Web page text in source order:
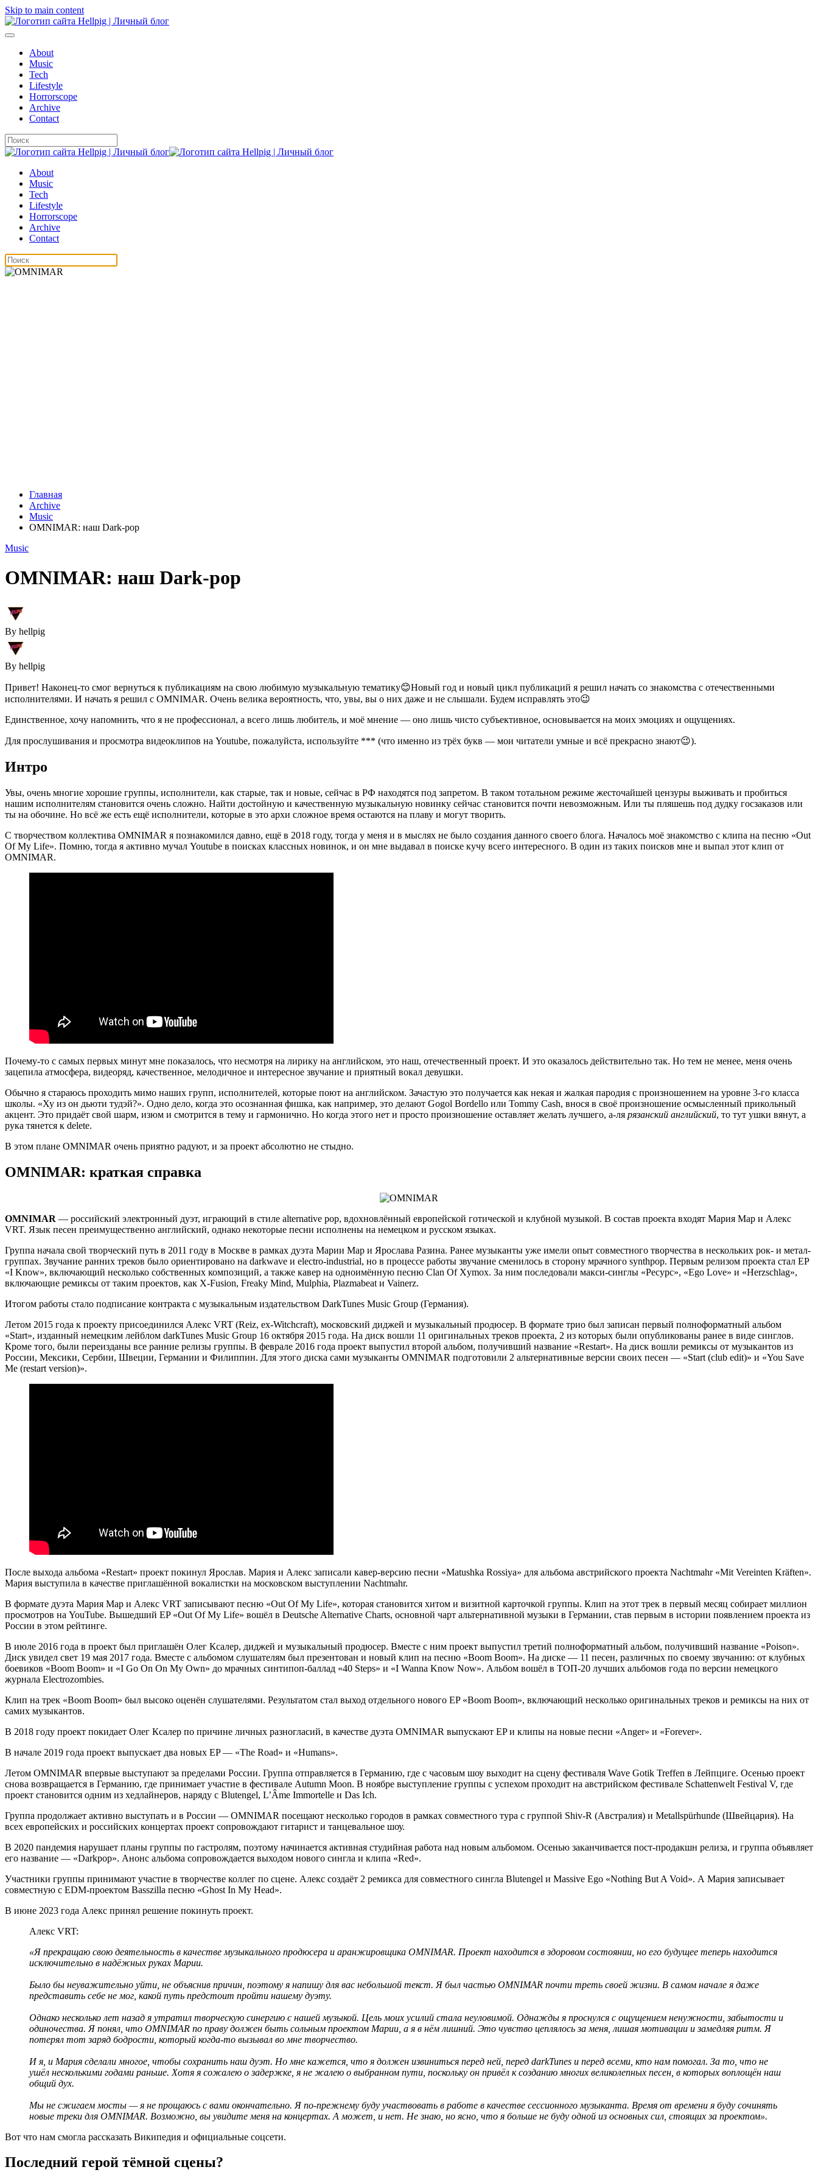
Skip to main content
About
Music
Tech
Lifestyle
Horrorscope
Archive
Contact
About
Music
Tech
Lifestyle
Horrorscope
Archive
Contact
Главная
Archive
Music
OMNIMAR: наш Dark-pop
Music
OMNIMAR: наш Dark-pop
By hellpig
By hellpig
Привет! Наконец-то смог вернуться к публикациям на свою любимую музыкальную тематику😊Новый год и новый цикл публикаций я решил начать со знакомства с отечественными
исполнителями. И начать я решил с OMNIMAR. Очень велика вероятность, что, увы, вы о них даже и не слышали. Будем исправлять это😉
Единственное, хочу напомнить, что я не профессионал, а всего лишь любитель, и моё мнение — оно лишь чисто субъективное, основывается на моих эмоциях и ощущениях.
Для прослушивания и просмотра видеоклипов на Youtube, пожалуйста, используйте *** (что именно из трёх букв — мои читатели умные и всё прекрасно знают😉).
Интро
Увы, очень многие хорошие группы, исполнители, как старые, так и новые, сейчас в РФ находятся под запретом. В таком тотальном режиме жесточайшей цензуры выживать и пробиться
нашим исполнителям становится очень сложно. Найти достойную и качественную музыкальную новинку сейчас становится почти невозможным. Или ты пляшешь под дудку госзаказов или
ты на обочине. Но всё же есть ещё исполнители, которые в это архи сложное время остаются на плаву и могут творить.
С творчеством коллектива OMNIMAR я познакомился давно, ещё в 2018 году, тогда у меня и в мыслях не было создания данного своего блога. Началось моё знакомство с клипа на песню «Out
Of My Life». Помню, тогда я активно мучал Youtube в поисках классных новинок, и он мне выдавал в поиске кучу всего интересного. В один из таких поисков мне и выпал этот клип от
OMNIMAR.
Почему-то с самых первых минут мне показалось, что несмотря на лирику на английском, это наш, отечественный проект. И это оказалось действительно так. Но тем не менее, меня очень
зацепила атмосфера, видеоряд, качественное, мелодичное и интересное звучание и приятный вокал девушки.
Обычно я стараюсь проходить мимо наших групп, исполнителей, которые поют на английском. Зачастую это получается как некая и жалкая пародия с произношением на уровне 3-го класса
школы. «Ху из он дьюти тудэй?». Одно дело, когда это осознанная фишка, как например, это делают Gogol Bordello или Tommy Cash, внося в своё произношение осмысленный прикольный
акцент. Это придаёт свой шарм, изюм и смотрится в тему и гармонично. Но когда этого нет и просто произношение оставляет желать лучшего, а-ля рязанский английский, то тут ушки вянут, а
рука тянется к delete.
В этом плане OMNIMAR очень приятно радуют, и за проект абсолютно не стыдно.
OMNIMAR: краткая справка
OMNIMAR — российский электронный дуэт, играющий в стиле alternative pop, вдохновлённый европейской готической и клубной музыкой. В состав проекта входят Мария Мар и Алекс
VRT. Язык песен преимущественно английский, однако некоторые песни исполнены на немецком и русском языках.
Группа начала свой творческий путь в 2011 году в Москве в рамках дуэта Марии Мар и Ярослава Разина. Ранее музыканты уже имели опыт совместного творчества в нескольких рок- и метал-
группах. Звучание ранних треков было ориентировано на darkwave и electro-industrial, но в процессе работы звучание сменилось в сторону мрачного synthpop. Первым релизом проекта стал EP
«I Know», включающий несколько собственных композиций, а также кавер на одноимённую песню Clan Of Xymox. За ним последовали макси-синглы «Ресурс», «Ego Love» и «Herzschlag»,
включающие ремиксы от таким проектов, как X-Fusion, Freaky Mind, Mulphia, Plazmabeat и Vainerz.
Итогом работы стало подписание контракта с музыкальным издательством DarkTunes Music Group (Германия).
Летом 2015 года к проекту присоединился Алекс VRT (Reiz, ex-Witchcraft), московский диджей и музыкальный продюсер. В формате трио был записан первый полноформатный альбом
«Start», изданный немецким лейблом darkTunes Music Group 16 октября 2015 года. На диск вошли 11 оригинальных треков проекта, 2 из которых были опубликованы ранее в виде синглов.
Кроме того, были переизданы все ранние релизы группы. В феврале 2016 года проект выпустил второй альбом, получивший название «Restart». На диск вошли ремиксы от музыкантов из
России, Мексики, Сербии, Швеции, Германии и Филиппин. Для этого диска сами музыканты OMNIMAR подготовили 2 альтернативные версии своих песен — «Start (club edit)» и «You Save
Me (restart version)».
После выхода альбома «Restart» проект покинул Ярослав. Мария и Алекс записали кавер-версию песни «Matushka Rossiya» для альбома австрийского проекта Nachtmahr «Mit Vereinten Kräften».
Мария выступила в качестве приглашённой вокалистки на московском выступлении Nachtmahr.
В формате дуэта Мария Мар и Алекс VRT записывают песню «Out Of My Life», которая становится хитом и визитной карточкой группы. Клип на этот трек в первый месяц собирает миллион
просмотров на YouTube. Вышедший EP «Out Of My Life» вошёл в Deutsche Alternative Charts, основной чарт альтернативной музыки в Германии, став первым в истории появлением проекта из
России в этом рейтинге.
В июле 2016 года в проект был приглашён Олег Ксалер, диджей и музыкальный продюсер. Вместе с ним проект выпустил третий полноформатный альбом, получивший название «Poison».
Диск увидел свет 19 мая 2017 года. Вместе с альбомом слушателям был презентован и новый клип на песню «Boom Boom». На диске — 11 песен, различных по своему звучанию: от клубных
боевиков «Boom Boom» и «I Go On On My Own» до мрачных синтипоп-баллад «40 Steps» и «I Wanna Know Now». Альбом вошёл в ТОП-20 лучших альбомов года по версии немецкого
журнала Electrozombies.
Клип на трек «Boom Boom» был высоко оценён слушателями. Результатом стал выход отдельного нового EP «Boom Boom», включающий несколько оригинальных треков и ремиксы на них от
самих музыкантов.
В 2018 году проект покидает Олег Ксалер по причине личных разногласий, в качестве дуэта OMNIMAR выпускают EP и клипы на новые песни «Anger» и «Forever».
В начале 2019 года проект выпускает два новых EP — «The Road» и «Humans».
Летом OMNIMAR впервые выступают за пределами России. Группа отправляется в Германию, где с часовым шоу выходит на сцену фестиваля Wave Gotik Treffen в Лейпциге. Осенью проект
снова возвращается в Германию, где принимает участие в фестивале Autumn Moon. В ноябре выступление группы с успехом проходит на австрийском фестивале Schattenwelt Festival V, где
проект становится одним из хедлайнеров, наряду с Blutengel, L’Âme Immortelle и Das Ich.
Группа продолжает активно выступать и в России — OMNIMAR посещают несколько городов в рамках совместного тура с группой Shiv-R (Австралия) и Metallspürhunde (Швейцария). На
всех европейских и российских концертах проект сопровождают гитарист и танцевальное шоу.
В 2020 пандемия нарушает планы группы по гастролям, поэтому начинается активная студийная работа над новым альбомом. Осенью заканчивается пост-продакшн релиза, и группа объявляет
его название — «Darkpop». Анонс альбома сопровождается выходом нового сингла и клипа «Red».
Участники группы принимают участие в творчестве коллег по сцене. Алекс создаёт 2 ремикса для совместного сингла Blutengel и Massive Ego «Nothing But A Void». А Мария записывает
совместную с EDM-проектом Basszilla песню «Ghost In My Head».
В июне 2023 года Алекс принял решение покинуть проект.
Алекс VRT:
«Я прекращаю свою деятельность в качестве музыкального продюсера и аранжировщика OMNIMAR. Проект находится в здоровом состоянии, но его будущее теперь находится
исключительно в надёжных руках Марии.
Было бы неуважительно уйти, не объяснив причин, поэтому я напишу для вас небольшой текст. Я был частью OMNIMAR почти треть своей жизни. В самом начале я даже
представить себе не мог, какой путь предстоит пройти нашему дуэту.
Однако несколько лет назад я утратил творческую синергию с нашей музыкой. Цель моих усилий стала неуловимой. Однажды я проснулся с ощущением ненужности, забытости и
одиночества. Я понял, что OMNIMAR по праву должен быть сольным проектом Марии, а я в нём лишний. Это чувство цеплялось за меня, лишая мотивации и замедляя ритм. Я
потерял тот заряд бодрости, который когда-то вызывал во мне творчество.
И я, и Мария сделали многое, чтобы сохранить наш дуэт. Но мне кажется, что я должен извиниться перед ней, перед darkTunes и перед всеми, кто нам помогал. За то, что не
ушёл несколькими годами раньше. Хотя я сожалею о задержке, я не жалею о выбранном пути, поскольку он привёл к созданию многих великолепных песен, в которых воплощён наш
общий дух.
Мы не сжигаем мосты — я не прощаюсь с вами окончательно. Я по-прежнему буду участвовать в работе в качестве сессионного музыканта. Время от времени я буду сочинять
новые треки для OMNIMAR. Возможно, вы увидите меня на концертах. А может, и нет. Не знаю, но ясно, что я больше не буду одной из основных сил, стоящих за проектом».
Вот что нам смогла рассказать Википедия и официальные соцсети.
Последний герой тёмной сцены?